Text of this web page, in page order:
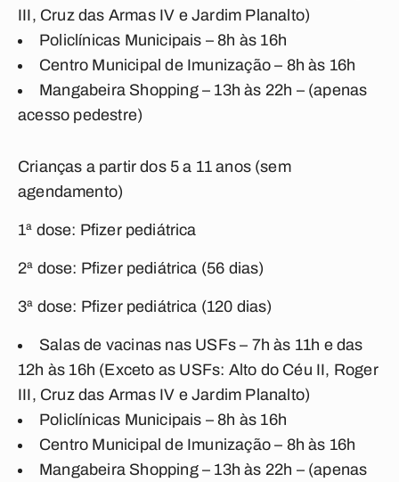
III, Cruz das Armas IV e Jardim Planalto)
Policlínicas Municipais – 8h às 16h
Centro Municipal de Imunização – 8h às 16h
Mangabeira Shopping – 13h às 22h – (apenas
acesso pedestre)
Crianças a partir dos 5 a 11 anos (sem
agendamento)
1ª dose: Pfizer pediátrica
2ª dose: Pfizer pediátrica (56 dias)
3ª dose: Pfizer pediátrica (120 dias)
Salas de vacinas nas USFs – 7h às 11h e das
12h às 16h (Exceto as USFs: Alto do Céu II, Roger
III, Cruz das Armas IV e Jardim Planalto)
Policlínicas Municipais – 8h às 16h
Centro Municipal de Imunização – 8h às 16h
Mangabeira Shopping – 13h às 22h – (apenas